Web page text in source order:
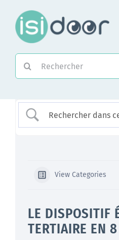
contenu
View Categories
LE DISPOSITIF
TERTIAIRE EN